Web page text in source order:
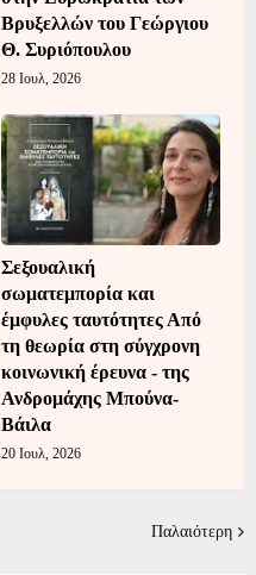
Βρυξελλών του Γεώργιου
Θ. Συριόπουλου
28 Ιουλ, 2026
Σεξουαλική
σωματεμπορία και
έμφυλες ταυτότητες Από
τη θεωρία στη σύγχρονη
κοινωνική έρευνα - της
Ανδρομάχης Μπούνα-
Βάιλα
20 Ιουλ, 2026
Παλαιότερη